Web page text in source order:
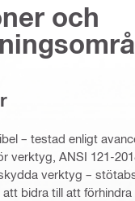
och
– testad enligt
verktyg, ANSI 121-
verktyg –
att bidra till att